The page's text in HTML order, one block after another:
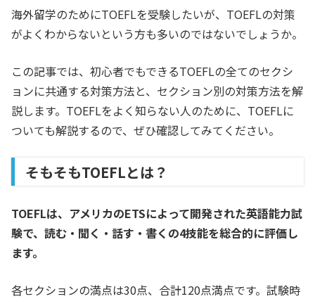
海外留学のためにTOEFLを受験したいが、TOEFLの対策
がよくわからないという方も多いのではないでしょうか。
この記事では、初心者でもできるTOEFLの全てのセクシ
ョンに共通する対策方法と、セクション別の対策方法を解
説します。TOEFLをよく知らない人のために、TOEFLに
ついても解説するので、ぜひ確認してみてください。
そもそもTOEFLとは？
TOEFLは、アメリカのETSによって開発された英語能力試
験で、読む・聞く・話す・書くの4技能を総合的に評価し
ます。
各セクションの満点は30点、合計120点満点です。試験時